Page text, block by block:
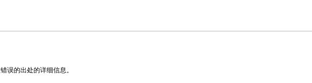
误的出处的详细信息。